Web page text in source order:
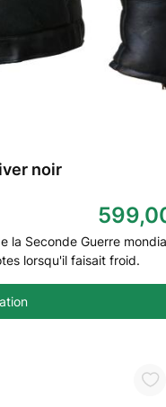
noir
la Seconde Guerre
lorsqu'il faisait froid.